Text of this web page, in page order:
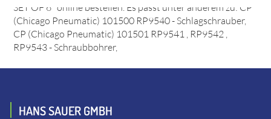
SET OF 6" online bestellen. Es passt unter anderem zu: CP
(Chicago Pneumatic) 101500 RP9540 - Schlagschrauber,
CP (Chicago Pneumatic) 101501 RP9541 , RP9542 ,
RP9543 - Schraubbohrer,
HANS SAUER GMBH